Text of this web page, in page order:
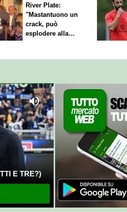
River Plate:
"Mastantuono un
crack, può
esplodere alla
E TRE?)